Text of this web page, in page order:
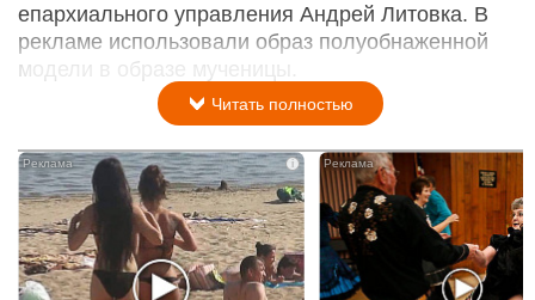
епархиального управления Андрей Литовка. В
рекламе использовали образ полуобнаженной
модели в образе мученицы.
Читать полностью
i